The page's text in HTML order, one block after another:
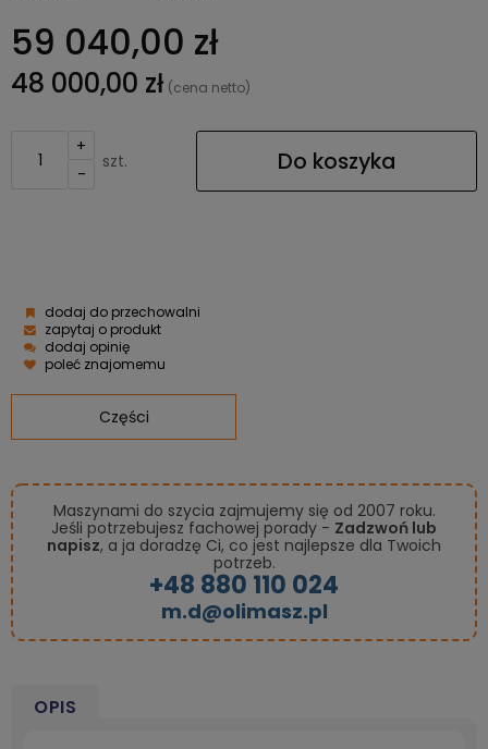
59 040,00 zł
48 000,00 zł (cena netto)
+
-
szt. Do koszyka
dodaj do przechowalni
zapytaj o produkt
dodaj opinię
poleć znajomemu
Części
Maszynami do szycia zajmujemy się od 2007 roku.
Jeśli potrzebujesz fachowej porady - Zadzwoń lub
napisz, a ja doradzę Ci, co jest najlepsze dla Twoich
potrzeb.
+48 880 110 024
m.d@olimasz.pl
OPIS